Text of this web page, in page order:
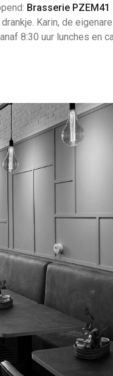
Brasserie PZEM41
Karin, de
8:30 uur lunches en